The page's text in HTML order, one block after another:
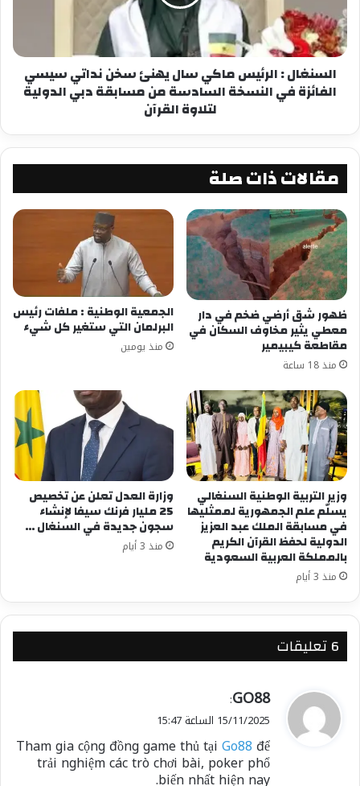
معجب بهذه:
السنغال : الرئيس ماكي سال يهنئ سخن نداتي سيسي
الفائزة في النسخة السادسة من مسابقة دبي الدولية
لتلاوة القرآن
مقالات ذات صلة
ظهور شق أرضي ضخم في دار
معطي يثير مخاوف السكان في
مقاطعة كيبيمير
منذ 18 ساعة
الجمعية الوطنية : ملفات رئيس
البرلمان التي ستغير كل شيء
منذ يومين
وزير التربية الوطنية السنغالي
يسلّم علم الجمهورية لممثليها
في مسابقة الملك عبد العزيز
الدولية لحفظ القرآن الكريم
بالمملكة العربية السعودية
منذ 3 أيام
وزارة العدل تعلن عن تخصيص
25 مليار فرنك سيفا لإنشاء
سجون جديدة في السنغال …
منذ 3 أيام
‫6 تعليقات
ي
ق
ل
GO88
:
15/11/2025 الساعة 15:47
Tham gia cộng đồng game thủ tạiGo88 để
trải nghiệm các trò chơi bài, poker phổ
biến nhất hiện nay.